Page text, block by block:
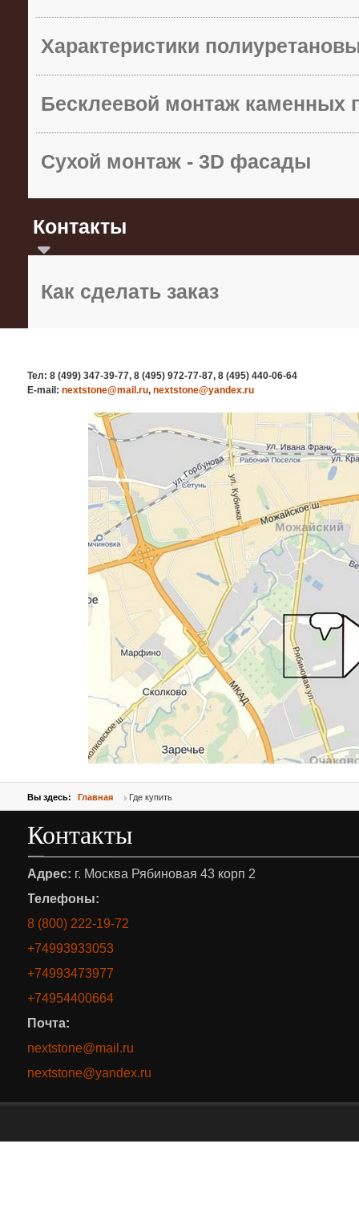
Характеристики
Бесклеевой монтаж каменных
Сухой монтаж - 3D фасады
Контакты
Как сделать заказ
Тел: 8 (499) 347-39-77, 8 (495) 972-77-87, 8 (495) 440-06-64
E-mail:nextstone@mail.ru,nextstone@yandex.ru
Вы здесь: Главная Где купить
Контакты
Адрес: г. Москва Рябиновая 43 корп 2
Телефоны:
8 (800) 222-19-72
+74993933053
+74993473977
+74954400664
Почта:
nextstone@mail.ru
nextstone@yandex.ru